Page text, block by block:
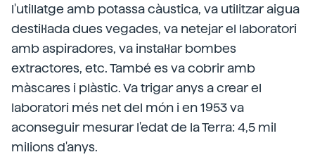
l'utillatge amb potassa càustica, va utilitzar aigua
destil·lada dues vegades, va netejar el laboratori
amb aspiradores, va instal·lar bombes
extractores, etc. També es va cobrir amb
màscares i plàstic. Va trigar anys a crear el
laboratori més net del món i en 1953 va
aconseguir mesurar l'edat de la Terra: 4,5 mil
milions d'anys.